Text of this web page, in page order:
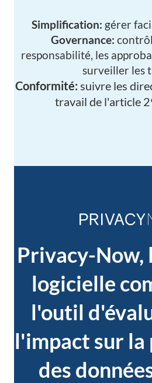
Simplification: gérer
Governance:
responsabilité, les
surveiller les
Conformité: suivre les
travail de l'article
Privacy-Now,
logicielle
l'outil
l'impact sur
des